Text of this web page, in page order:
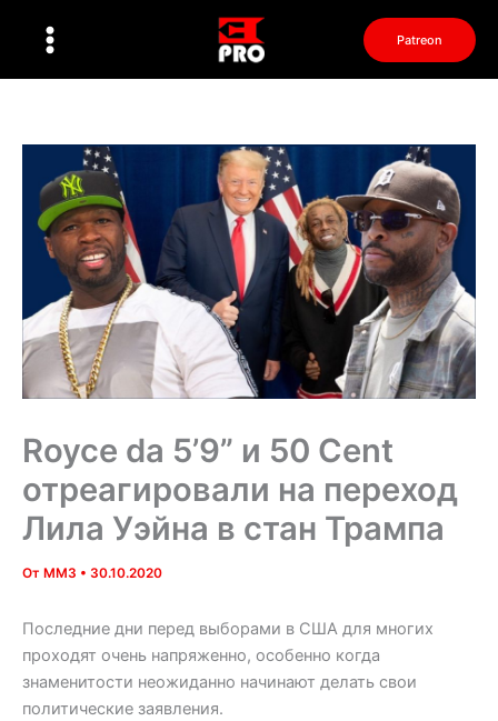
Patreon
Royce da 5’9” и 50 Cent
отреагировали на переход
Лила Уэйна в стан Трампа
От MM3 • 30.10.2020
Последние дни перед выборами в США для многих
проходят очень напряженно, особенно когда
знаменитости неожиданно начинают делать свои
политические заявления.